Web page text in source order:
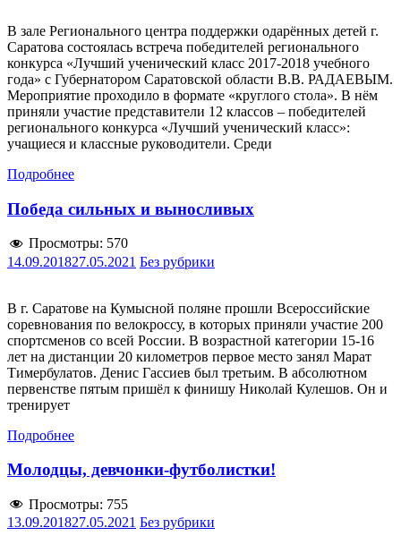
В зале Регионального центра поддержки одарённых детей г.
Саратова состоялась встреча победителей регионального
конкурса «Лучший ученический класс 2017-2018 учебного
года» с Губернатором Саратовской области В.В. РАДАЕВЫМ.
Мероприятие проходило в формате «круглого стола». В нём
приняли участие представители 12 классов – победителей
регионального конкурса «Лучший ученический класс»:
учащиеся и классные руководители. Среди
Подробнее
Победа сильных и выносливых
Просмотры: 570
14.09.201827.05.2021 Без рубрики
В г. Саратове на Кумысной поляне прошли Всероссийские
соревнования по велокроссу, в которых приняли участие 200
спортсменов со всей России. В возрастной категории 15-16
лет на дистанции 20 километров первое место занял Марат
Тимербулатов. Денис Гассиев был третьим. В абсолютном
первенстве пятым пришёл к финишу Николай Кулешов. Он и
тренирует
Подробнее
Молодцы, девчонки-футболистки!
Просмотры: 755
13.09.201827.05.2021 Без рубрики